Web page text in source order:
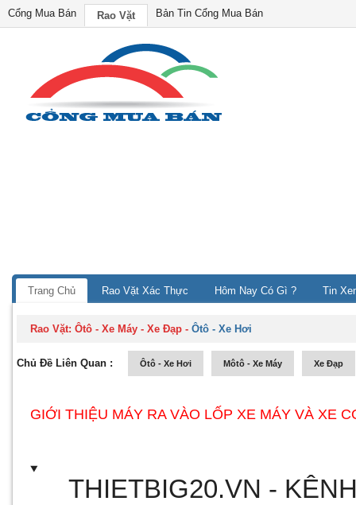
Cổng Mua Bán Rao Vặt Bản Tin Cổng Mua Bán
Trang Chủ Rao Vặt Xác Thực Hôm Nay Có Gì ? Tin
Rao Vặt:Ôtô - Xe Máy - Xe Đạp -Ôtô - Xe Hơi
Chủ Đề Liên Quan : Ôtô - Xe Hơi Môtô - Xe Máy Xe Đạp
GIỚI THIỆU MÁY RA VÀO LỐP XE MÁY VÀ XE
THIETBIG20.VN -